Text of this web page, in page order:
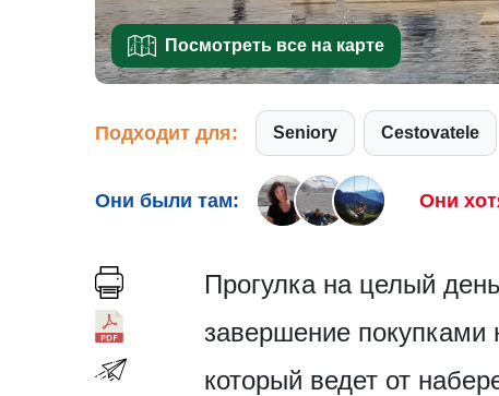
Посмотреть все на карте
Подходит для: Seniory Cestovatele
Они были там: Они
Прогулка на целый
завершение покупками
который ведет от